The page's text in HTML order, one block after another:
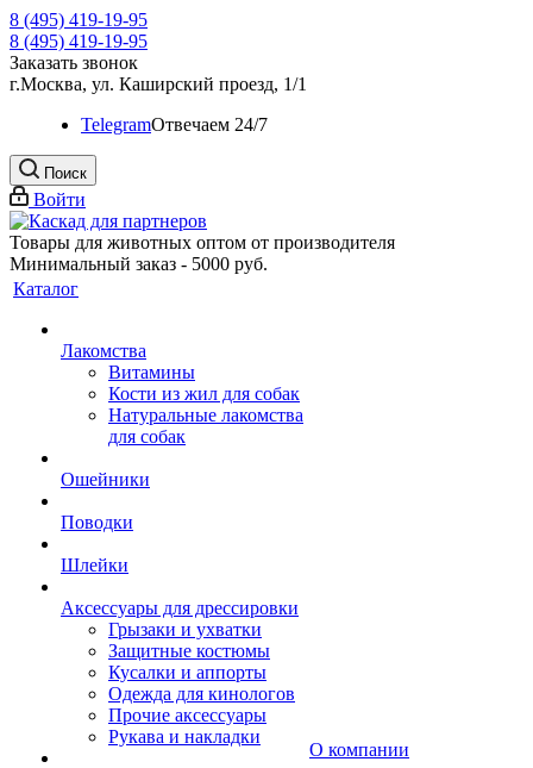
8 (495) 419-19-95
8 (495) 419-19-95
Заказать звонок
г.Москва, ул. Каширский проезд, 1/1
TelegramOтвечаем 24/7
Поиск
Войти
Товары для животных оптом от производителя
Минимальный заказ - 5000 руб.
Каталог
Лакомства
Витамины
Кости из жил для собак
Натуральные лакомства
для собак
Ошейники
Поводки
Шлейки
Аксессуары для дрессировки
Грызаки и ухватки
Защитные костюмы
Кусалки и аппорты
Одежда для кинологов
Прочие аксессуары
Рукава и накладки
О компании